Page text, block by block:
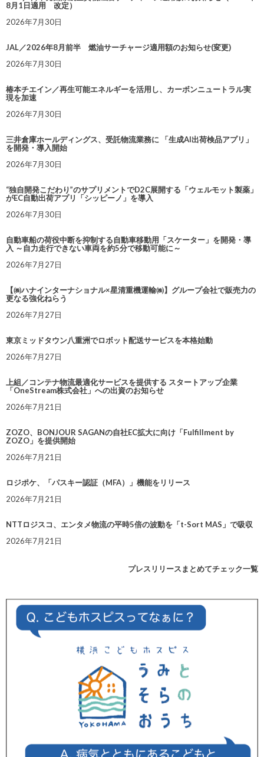
8月1日適用 改定）
2026年7月30日
JAL／2026年8月前半 燃油サーチャージ適用額のお知らせ(変更)
2026年7月30日
椿本チエイン／再生可能エネルギーを活用し、カーボンニュートラル実
現を加速
2026年7月30日
三井倉庫ホールディングス、受託物流業務に 「生成AI出荷検品アプリ」
を開発・導入開始
2026年7月30日
“独自開発こだわり”のサプリメントでD2C展開する「ウェルモット製薬」
がEC自動出荷アプリ「シッピーノ」を導入
2026年7月30日
自動車船の荷役中断を抑制する自動車移動用「スケーター」を開発・導
入 ～自力走行できない車両を約5分で移動可能に～
2026年7月27日
【㈱ハナインターナショナル×星清重機運輸㈱】グループ会社で販売力の
更なる強化ねらう
2026年7月27日
東京ミッドタウン八重洲でロボット配送サービスを本格始動
2026年7月27日
上組／コンテナ物流最適化サービスを提供する スタートアップ企業
「OneStream株式会社」への出資のお知らせ
2026年7月21日
ZOZO、BONJOUR SAGANの自社EC拡大に向け「Fulfillment by
ZOZO」を提供開始
2026年7月21日
ロジポケ、「パスキー認証（MFA）」機能をリリース
2026年7月21日
NTTロジスコ、エンタメ物流の平時5倍の波動を「t-Sort MAS」で吸収
2026年7月21日
プレスリリースまとめてチェック一覧